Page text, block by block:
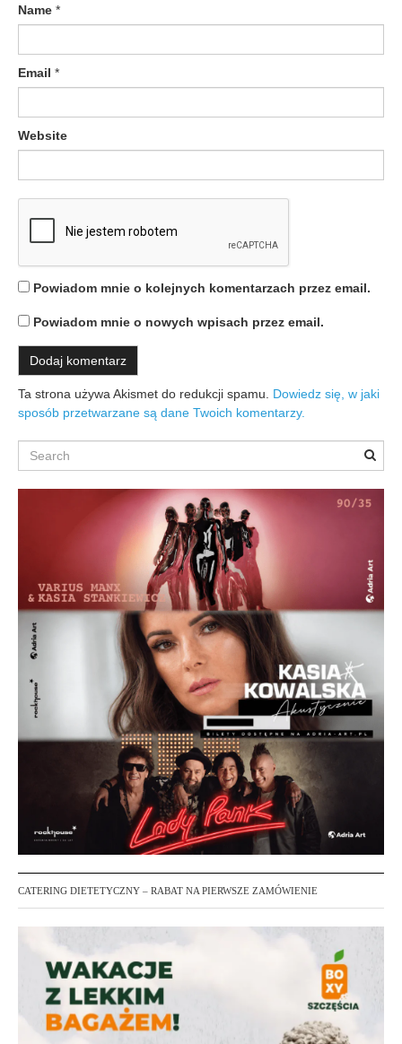
s
u
Name *
Email *
Website
Powiadom mnie o kolejnych komentarzach przez email.
Powiadom mnie o nowych wpisach przez email.
Ta strona używa Akismet do redukcji spamu. Dowiedz się, w jaki
sposób przetwarzane są dane Twoich komentarzy.
Search
CATERING DIETETYCZNY – RABAT NA PIERWSZE ZAMÓWIENIE